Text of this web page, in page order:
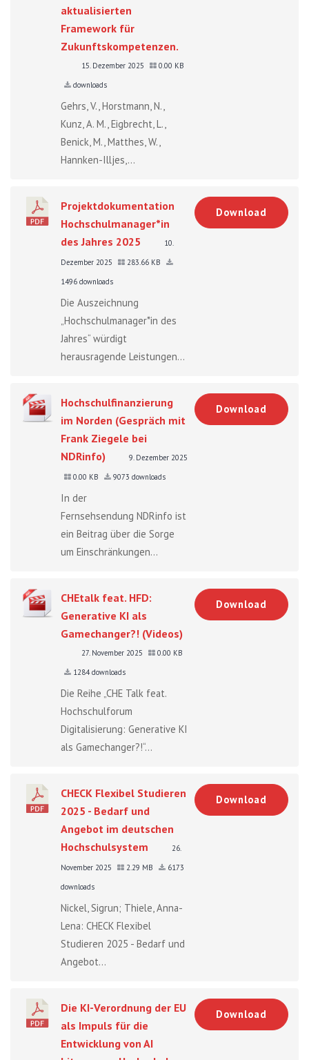
aktualisierten
Framework für
Zukunftskompetenzen.
15. Dezember 2025
0.00 KB
downloads
Gehrs, V., Horstmann, N.,
Kunz, A. M., Eigbrecht, L.,
Benick, M., Matthes, W.,
Hannken-Illjes,...
Projektdokumentation
Hochschulmanager*in
des Jahres 2025
10.
Dezember 2025
283.66 KB
1496 downloads
Die Auszeichnung
„Hochschulmanager*in des
Jahres“ würdigt
herausragende Leistungen...
Download
Hochschulfinanzierung
im Norden (Gespräch mit
Frank Ziegele bei
NDRinfo)
9. Dezember 2025
0.00 KB
9073 downloads
In der
Fernsehsendung NDRinfo ist
ein Beitrag über die Sorge
um Einschränkungen...
Download
CHEtalk feat. HFD:
Generative KI als
Gamechanger?! (Videos)
27. November 2025
0.00 KB
1284 downloads
Die Reihe „CHE Talk feat.
Hochschulforum
Digitalisierung: Generative KI
als Gamechanger?!“...
Download
CHECK Flexibel Studieren
2025 - Bedarf und
Angebot im deutschen
Hochschulsystem
26.
November 2025
2.29 MB
6173
downloads
Nickel, Sigrun; Thiele, Anna-
Lena: CHECK Flexibel
Studieren 2025 - Bedarf und
Angebot...
Download
Die KI-Verordnung der EU
als Impuls für die
Entwicklung von AI
Download